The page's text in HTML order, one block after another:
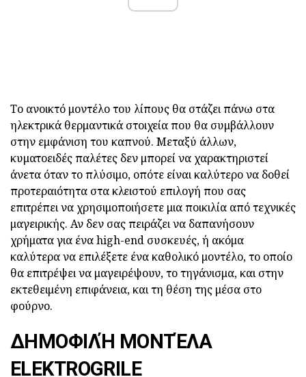
Το ανοικτό μοντέλο του λίπους θα στάζει πάνω στα
ηλεκτρικά θερμαντικά στοιχεία που θα συμβάλλουν
στην εμφάνιση του καπνού. Μεταξύ άλλων,
κυματοειδές παλέτες δεν μπορεί να χαρακτηριστεί
άνετα όταν το πλύσιμο, οπότε είναι καλύτερο να δοθεί
προτεραιότητα στα κλειστού επιλογή που σας
επιτρέπει να χρησιμοποιήσετε μια ποικιλία από τεχνικές
μαγειρικής. Αν δεν σας πειράζει να δαπανήσουν
χρήματα για ένα high-end συσκευές, ή ακόμα
καλύτερα να επιλέξετε ένα καθολικό μοντέλο, το οποίο
θα επιτρέψει να μαγειρέψουν, το τηγάνισμα, και στην
εκτεθειμένη επιφάνεια, και τη θέση της μέσα στο
φούρνο.
ΔΗΜΟΦΙΛΉ ΜΟΝΤΈΛΑ
ELEKTROGRILE